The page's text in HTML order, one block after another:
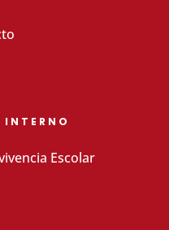
INTERNO
Escolar